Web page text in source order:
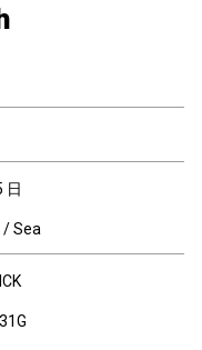
日
/ Sea